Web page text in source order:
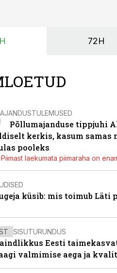
72H
Põllumajanduse tippjuhi
kerkis, kasum samas
pooleks
laekumata piimaraha on
küsib: mis toimub Läti
SISUTURUNDUS
Eesti
valmimise aega ja